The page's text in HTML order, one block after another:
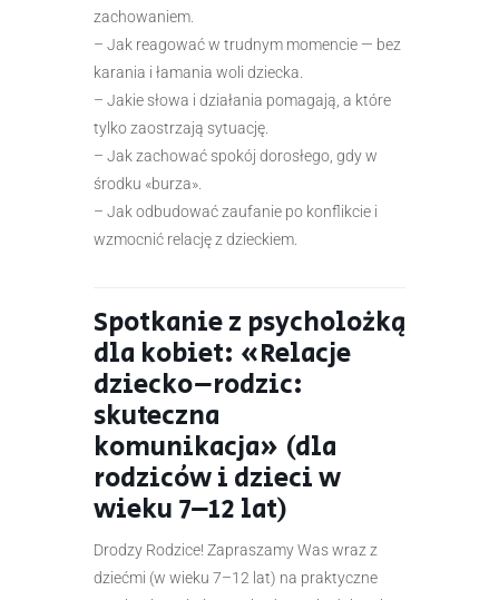
zachowaniem.
– Jak reagować w trudnym momencie — bez
karania i łamania woli dziecka.
– Jakie słowa i działania pomagają, a które
tylko zaostrzają sytuację.
– Jak zachować spokój dorosłego, gdy w
środku «burza».
– Jak odbudować zaufanie po konflikcie i
wzmocnić relację z dzieckiem.
Spotkanie z psycholożką
dla kobiet: «Relacje
dziecko–rodzic:
skuteczna
komunikacja» (dla
rodziców i dzieci w
wieku 7–12 lat)
Drodzy Rodzice! Zapraszamy Was wraz z
dziećmi (w wieku 7–12 lat) na praktyczne